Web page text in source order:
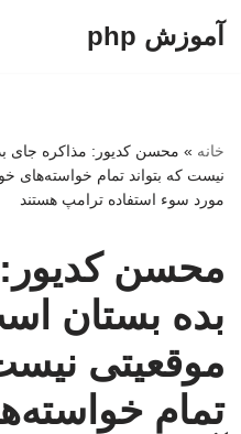
آموزش php
خانه » محسن کدیور: مذاکره جای
نیست که بتواند تمام خواسته‌های
مورد سوء استفاده ترامپ هستند
محسن
بده بستان
موقعیتی
تمام